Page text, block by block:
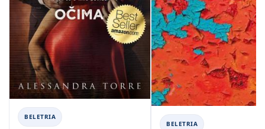
BELETRIA
BELETRIA